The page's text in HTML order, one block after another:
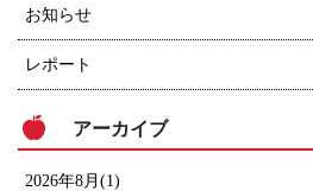
お知らせ
レポート
アーカイブ
2026年8月(1)